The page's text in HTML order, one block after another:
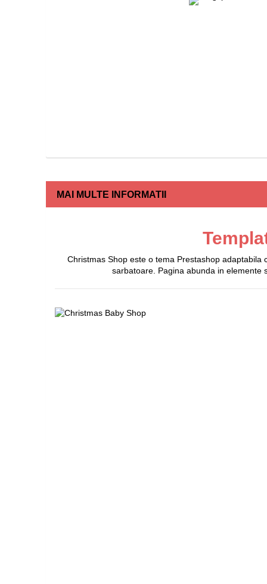
MAI MULTE INFORMATII
Christmas Shop este o tema Prestashop
sarbatoare. Pagina abunda in elemente